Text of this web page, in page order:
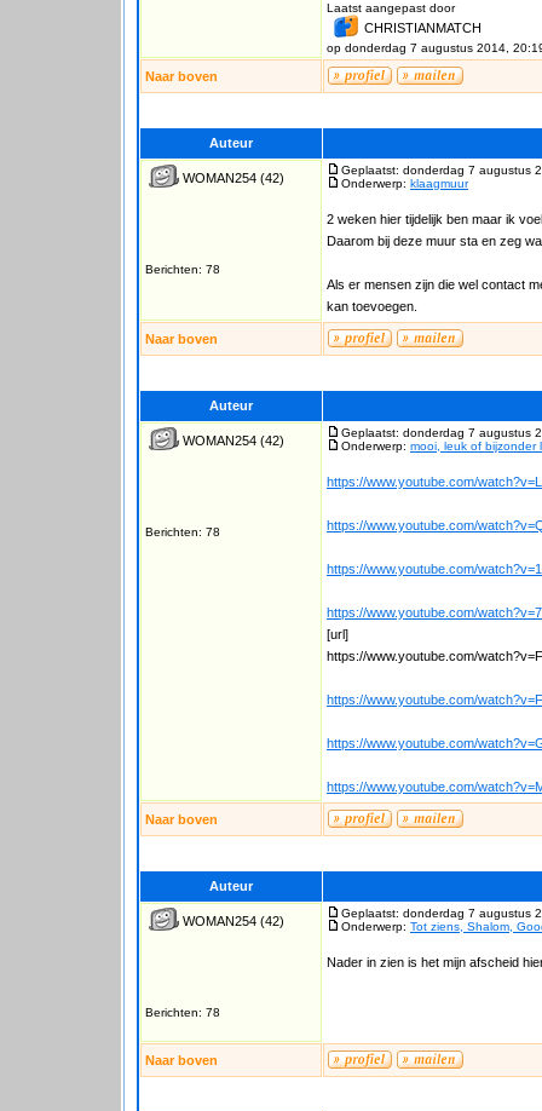
Laatst aangepast door
CHRISTIANMATCH
op donderdag 7 augustus 2014,
Naar boven
Auteur
WOMAN254 (42)
Berichten: 78
Geplaatst: donderdag 7 augustus
Onderwerp: klaagmuur
2 weken hier tijdelijk ben maar ik
Daarom bij deze muur sta en zeg
Als er mensen zijn die wel contact
kan toevoegen.
Naar boven
Auteur
WOMAN254 (42)
Berichten: 78
Geplaatst: donderdag 7 augustus
Onderwerp: mooi, leuk of bijzonder
https://www.youtube.com/
https://www.youtube.com/
https://www.youtube.com/
https://www.youtube.com/
[url]
https://www.youtube.com/
https://www.youtube.com/
https://www.youtube.com/
https://www.youtube.com/
Naar boven
Auteur
WOMAN254 (42)
Berichten: 78
Geplaatst: donderdag 7 augustus
Onderwerp: Tot ziens, Shalom,
Nader in zien is het mijn afscheid
Naar boven